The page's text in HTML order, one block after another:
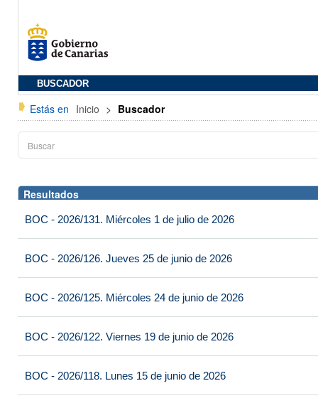
BUSCADOR
Estás en Inicio > Buscador
Resultados
BOC - 2026/131. Miércoles 1 de julio de 2026
BOC - 2026/126. Jueves 25 de junio de 2026
BOC - 2026/125. Miércoles 24 de junio de 2026
BOC - 2026/122. Viernes 19 de junio de 2026
BOC - 2026/118. Lunes 15 de junio de 2026